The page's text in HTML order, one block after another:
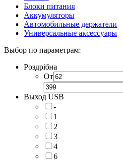
Блоки питания
Аккумуляторы
Автомобильные держатели
Универсальные аксессуары
Выбор по параметрам:
Роздрібна
От
Выход USB
-
1
2
3
4
6